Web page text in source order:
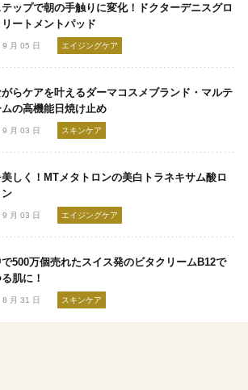
ップで朝の手触りに変化！ドクターデニスグロ
ートメントパッド
月 05 日 エイジングケア
らケアを叶えるダーマコスメブランド・マルテ
ムの高機能日焼け止め
月 03 日 スキンケア
しく！MTメタトロンの美白トラネキサム酸ロ
月 03 日 エイジングケア
500万個売れたスイス発のビタクリームB12で
肌に！
月 31 日 スキンケア